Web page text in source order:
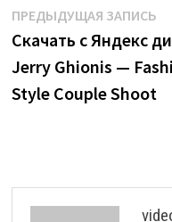
Навигация
по
записям
ПРЕДЫДУЩАЯ ЗАПИСЬ
Скачать с Яндекс
Jerry Ghionis —
Style Couple Shoot